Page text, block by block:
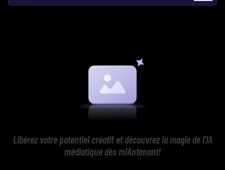
Libérez votre potentiel créatif et découvrez la magie de l'IA
médiatique dès mIAntenant!